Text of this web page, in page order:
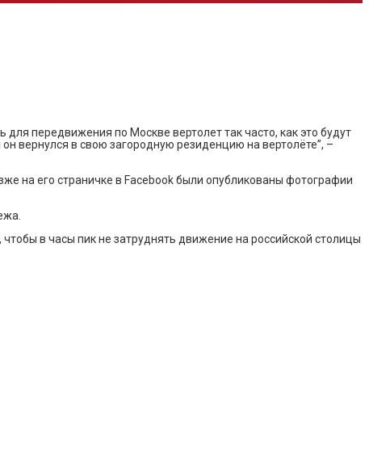
для передвижения по Москве вертолет так часто, как это будут
вернулся в свою загородную резиденцию на вертолёте”, –
на его страничке в Facebook были опубликованы фотографии
в часы пик не затруднять движение на российской столицы